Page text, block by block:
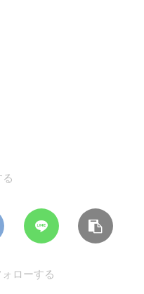
る
ローする